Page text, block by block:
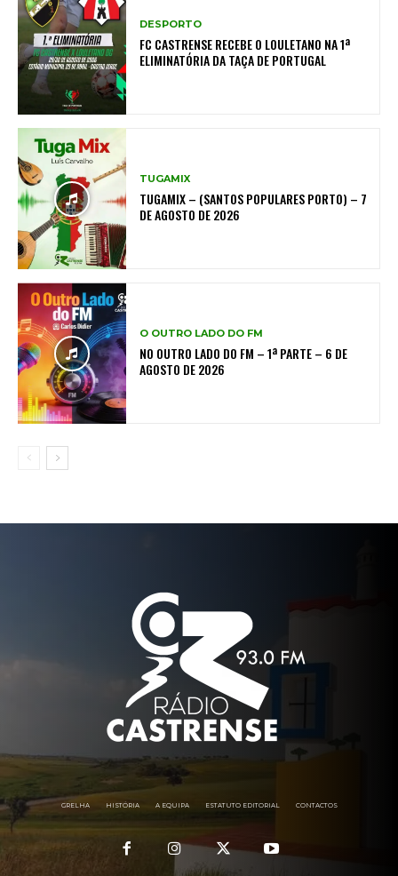
DESPORTO
FC CASTRENSE RECEBE O LOULETANO NA 1ª
ELIMINATÓRIA DA TAÇA DE PORTUGAL
TUGAMIX
TUGAMIX – (SANTOS POPULARES PORTO) – 7
DE AGOSTO DE 2026
O OUTRO LADO DO FM
NO OUTRO LADO DO FM – 1ª PARTE – 6 DE
AGOSTO DE 2026
GRELHA HISTÓRIA A EQUIPA ESTATUTO EDITORIAL CONTACTOS